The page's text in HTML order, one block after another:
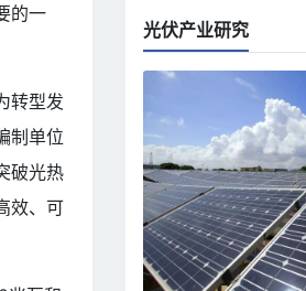
的一
转型发
制单位
破光热
效、可
光伏产业研究